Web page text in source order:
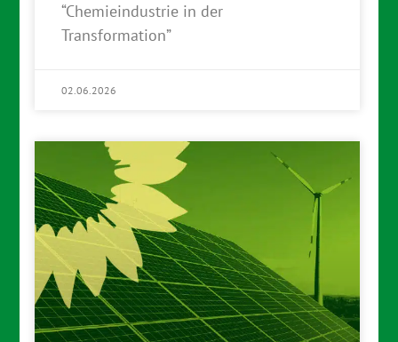
“Chemieindustrie in der
Transformation”
02.06.2026